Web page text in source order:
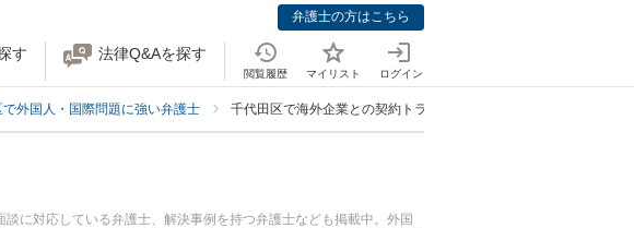
弁護士の方はこちら
す 法律Q&Aを探す
閲覧履歴 マイリスト ログイン
で外国人・国際問題に強い弁護士 千代田区で海外企業との契約トラブルに強い弁護士
に対応している弁護士、解決事例を持つ弁護士なども掲載中。外国